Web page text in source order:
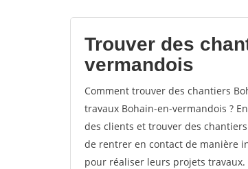
Trouver des
vermandois
Comment trouver des chantiers
travaux Bohain-en-vermandois ?
des clients et trouver des
de rentrer en contact de manière
pour réaliser leurs projets travaux.